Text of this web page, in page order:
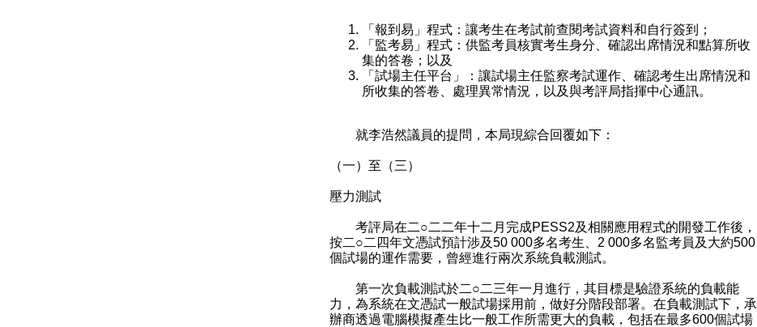
「報到易」程式：讓考生在考試前查閱考試資料和自行簽到；
「監考易」程式：供監考員核實考生身分、確認出席情況和點算所收
集的答卷；以及
「試場主任平台」：讓試場主任監察考試運作、確認考生出席情況和
所收集的答卷、處理異常情況，以及與考評局指揮中心通訊。
就李浩然議員的提問，本局現綜合回覆如下：
（一）至（三）
壓力測試
考評局在二○二二年十二月完成PESS2及相關應用程式的開發工作後，
按二○二四年文憑試預計涉及50 000多名考生、2 000多名監考員及大約500
個試場的運作需要，曾經進行兩次系統負載測試。
第一次負載測試於二○二三年一月進行，其目標是驗證系統的負載能
力，為系統在文憑試一般試場採用前，做好分階段部署。在負載測試下，承
辦商透過電腦模擬產生比一般工作所需更大的負載，包括在最多600個試場